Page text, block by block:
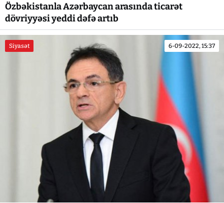
Özbəkistanla Azərbaycan arasında ticarət
dövriyyəsi yeddi dəfə artıb
Siyasət 6-09-2022, 15:37